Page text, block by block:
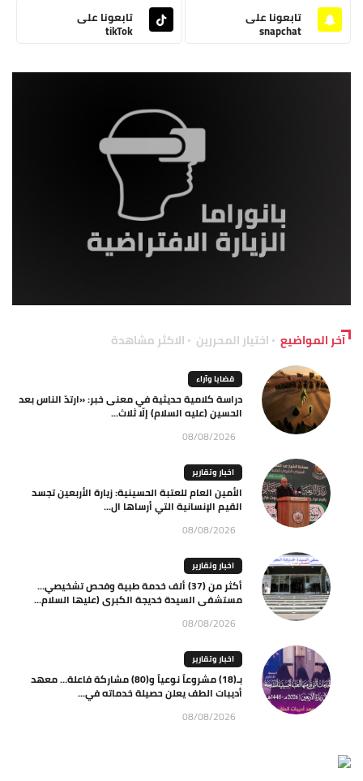
تابعونا على
snapchat
تابعونا على
tikTok
آخر المواضيع اختيار المحررين الاكثر مشاهدة
قضايا وآراء
دراسة كلامية حديثية في معنى خبر: «ارتدّ الناس بعد
الحسين (عليه السلام) إلّا ثلاث...
08/08/2026
اخبار وتقارير
الأمين العام للعتبة الحسينية: زيارة الأربعين تجسد
القيم الإنسانية التي أرساها ال...
08/08/2026
اخبار وتقارير
أكثر من (37) ألف خدمة طبية وفحص تشخيصي…
مستشفى السيدة خديجة الكبرى (عليها السلام...
08/08/2026
اخبار وتقارير
بـ(18) مشروعاً نوعياً و(80) مشاركة فاعلة… معهد
أديبات الطف يعلن حصيلة خدماته في...
08/08/2026